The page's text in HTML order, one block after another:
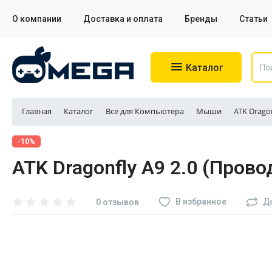
О компании Доставка и оплата Бренды Статьи
Каталог
Игровые приставки
Аксессуары для приставок
Аксессуары для Sony PS5
Главная Каталог Все для Компьютера Мыши ATK
-10%
ATK Dragonfly A9 2.0
0 отзывов В избранное